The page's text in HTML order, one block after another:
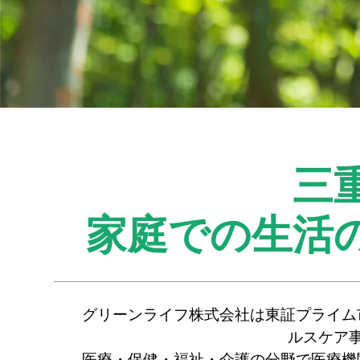
三
家庭での生活
グリーンライフ株式会社は東証プライ
ルスケア